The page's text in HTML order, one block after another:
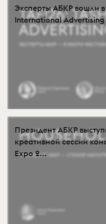
Эксперты АБКР вошли
International Advertising
Президент АБКР
креативной сессии
Expo 2...